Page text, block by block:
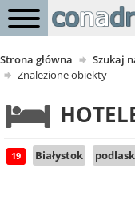
Strona główna Szukaj
Znalezione obiekty
19 Białystok